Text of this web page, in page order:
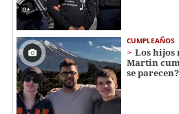
CUMPLEAÑOS
Los hijos
Martin
se parecen?